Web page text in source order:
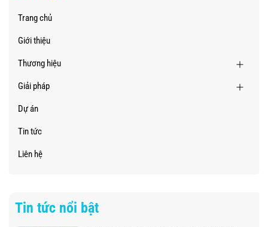
Trang chủ
Giới thiệu
Thương hiệu
Giải pháp
Dự án
Tin tức
Liên hệ
Tin tức nổi bật